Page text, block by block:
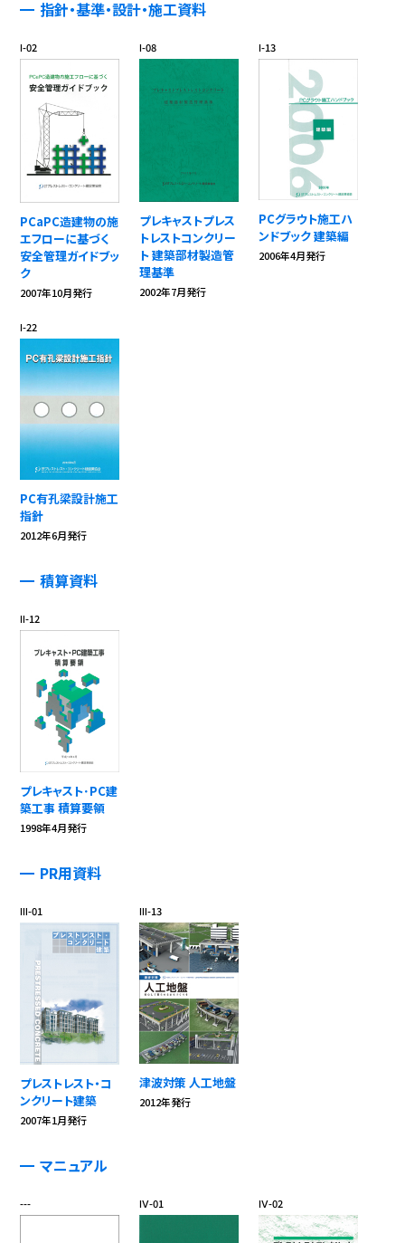
指針・基準・設計・施工資料
Ⅰ-02
PCaPC造建物の施
エフローに基づく
安全管理ガイドブッ
ク
2007年10月発行
Ⅰ-08
プレキャストプレス
トレストコンクリー
ト 建築部材製造管
理基準
2002年7月発行
Ⅰ-13
PCグラウト施工ハ
ンドブック 建築編
2006年4月発行
Ⅰ-22
PC有孔梁設計施工
指針
2012年6月発行
積算資料
Ⅱ-12
プレキャスト･PC建
築工事 積算要領
1998年4月発行
PR用資料
Ⅲ-01
プレストレスト・コ
ンクリート建築
2007年1月発行
Ⅲ-13
津波対策 人工地盤
2012年発行
マニュアル
--- Ⅳ-01 Ⅳ-02